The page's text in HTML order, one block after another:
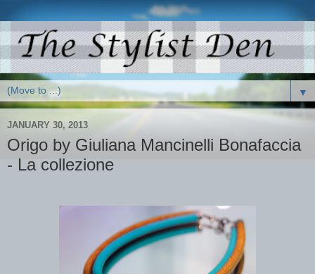
▼
JANUARY 30, 2013
Origo by Giuliana Mancinelli Bonafaccia
- La collezione